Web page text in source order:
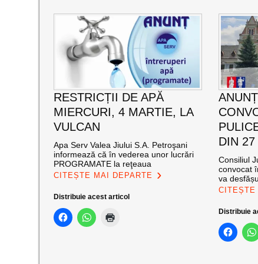
RESTRICȚII DE APĂ
MIERCURI, 4 MARTIE, LA
VULCAN
Apa Serv Valea Jiului S.A. Petroşani
informează că în vederea unor lucrări
PROGRAMATE la reţeaua
CITEȘTE MAI DEPARTE
Distribuie acest articol
DIN
Consiliul
convocat
va
CITEȘTE
Distribuie